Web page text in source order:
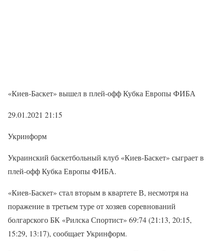
«Киев-Баскет» вышел в плей-офф Кубка Европы ФИБА
29.01.2021 21:15
Укринформ
Украинский баскетбольный клуб «Киев-Баскет» сыграет в
плей-офф Кубка Европы ФИБА.
«Киев-Баскет» стал вторым в квартете В, несмотря на
поражение в третьем туре от хозяев соревнований
болгарского БК «Рилска Спортист» 69:74 (21:13, 20:15,
15:29, 13:17), сообщает Укринформ.